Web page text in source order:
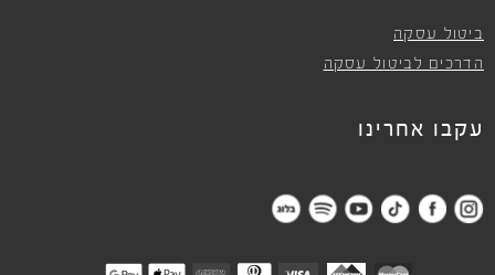
ביטול עסקה
הדרכים לביטול עסקה
עקבו אחרינו